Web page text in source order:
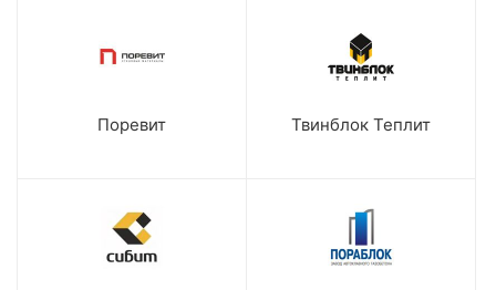
Поревит Твинблок Теплит